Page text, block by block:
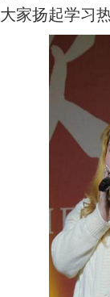
家扬起学习